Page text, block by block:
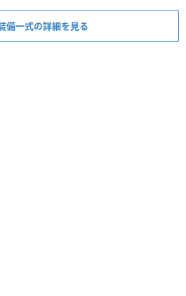
備一式の詳細を見る